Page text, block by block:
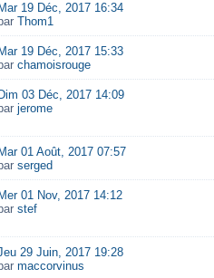
Mar 19 Déc, 2017 16:34
Thom1
Mar 19 Déc, 2017 15:33
chamoisrouge
Dim 03 Déc, 2017 14:09
jerome
Mar 01 Août, 2017 07:57
serged
Mer 01 Nov, 2017 14:12
stef
29 Juin, 2017 19:28
maccorvinus